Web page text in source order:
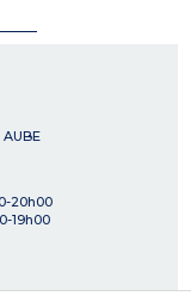
AUBE
20h00
19h00